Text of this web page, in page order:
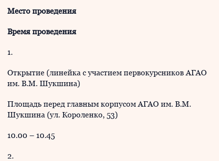
Место проведения
Время проведения
1.
Открытие (линейка с участием первокурсников АГАО
им. В.М. Шукшина)
Площадь перед главным корпусом АГАО им. В.М.
Шукшина (ул. Короленко, 53)
10.00 – 10.45
2.